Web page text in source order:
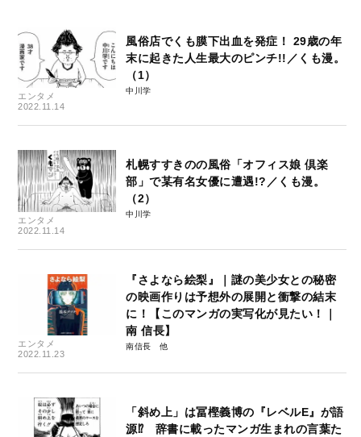
エンタメ
2022.11.14
風俗店でくも膜下出血を発症！ 29歳の年
末に起きた人生最大のピンチ!!／くも漫。
（1）
中川学
エンタメ
2022.11.14
札幌すすきのの風俗「オフィス娘 倶楽
部」で某有名女優に遭遇!?／くも漫。
（2）
中川学
エンタメ
2022.11.23
『さよなら絵梨』｜謎の美少女との秘密
の映画作りは予想外の展開と衝撃の結末
に！【このマンガの実写化が見たい！｜
南 信長】
南信長
「斜め上」は冨樫義博の『レベルE』が語
源⁉ 辞書に載ったマンガ生まれの言葉た